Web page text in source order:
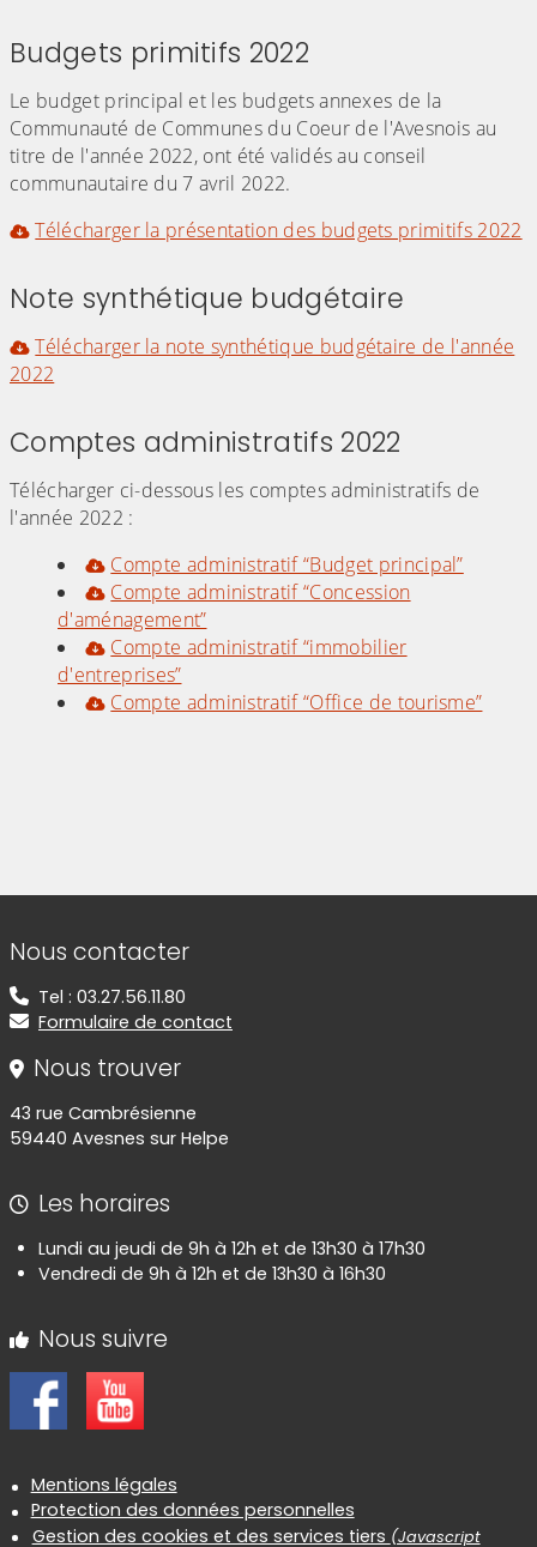
Budgets primitifs 2022
Le budget principal et les budgets annexes de la
Communauté de Communes du Coeur de l'Avesnois au
titre de l'année 2022, ont été validés au conseil
communautaire du 7 avril 2022.
Télécharger la présentation des budgets primitifs 2022
Note synthétique budgétaire
Télécharger la note synthétique budgétaire de l'année
2022
Comptes administratifs 2022
Télécharger ci-dessous les comptes administratifs de
l'année 2022 :
Compte administratif “Budget principal”
Compte administratif “Concession
d'aménagement”
Compte administratif “immobilier
d'entreprises”
Compte administratif “Office de tourisme”
Informations de contact
Nous contacter
Tel : 03.27.56.11.80
Formulaire de contact
Nous trouver
43 rue Cambrésienne
59440 Avesnes sur Helpe
Les horaires
Lundi au jeudi de 9h à 12h et de 13h30 à 17h30
Vendredi de 9h à 12h et de 13h30 à 16h30
Nous suivre
Informations réglementaires
Mentions légales
Protection des données personnelles
Gestion des cookies et des services tiers (Javascript